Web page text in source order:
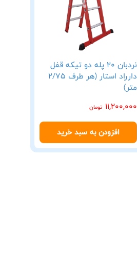
نردبان 20 پله دو تیکه قفل
دارراد استار (هر طرف 2/75
متر)
11,200,000 تومان
افزودن به سبد خرید